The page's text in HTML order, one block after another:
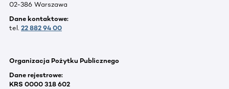
02-386 Warszawa
Dane kontaktowe:
tel. 22 882 94 00
Organizacja Pożytku Publicznego
Dane rejestrowe:
KRS 0000 318 602